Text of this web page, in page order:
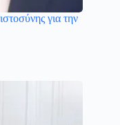
για την